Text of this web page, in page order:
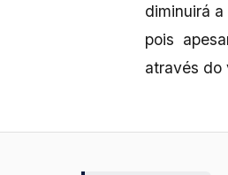
diminuirá
pois
através do